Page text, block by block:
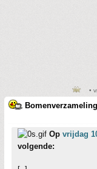
•
Bomenverzameling
Op vrijdag
volgende: